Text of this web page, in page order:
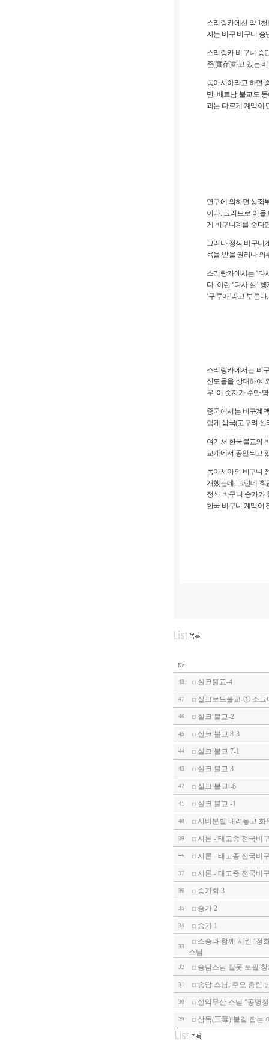
스리랑카에선 약 1
자는 비구 비구니 승
스리랑카 비구니 승
존(實存)하고 있는
동아시아라고 하면
만, 베트남 불교도
과는 다르게 계맥이
연구에 의하면 상좌
이다. 그러므로 이
게 비구니계를 준다
그러나 정식 비구니
육을 받을 권리나 의
스리랑카에서는 ‘다
다. 이런 ‘다사 실’
‘구루마’라고 부른다.
스리랑카에서는 비
신도들을 상대하여
우, 이 숫자가 수만
중국에서는 비구계
럽게 삼국(고구려
여기서 한국불교의
교계에서 공인되고
동아시아의 비구니
개했는데, 그런데
정식 비구니 승가가
한국 비구니 계맥이
No
48 실크불교-4
47 실크로드불교-① 소그
46 실크 불교-2
45 실크 불교 8-3
44 실크 불교 7-1
43 실크 불교 3
42 실크 불교 -6
41 실크 불교 -1
40 시비분별 내려놓고 화
39 시론 - 태고종 전국비
시론 - 태고종 전국비
37 시론 - 태고종 전국비
36 승가회 3
35 승가 2
34 승가 1
33
스승과 함께 지킨 ‘정
스님
32 송담스님 잘못 보필
31 송담 스님, 주요 총림
30 설악무산 스님 “공명
29 삼독(三毒) 불길 잡는